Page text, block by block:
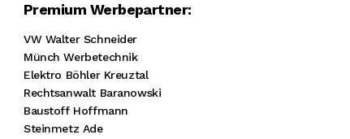
Premium Werbepartner:
VW Walter Schneider
Münch Werbetechnik
Elektro Böhler Kreuztal
Rechtsanwalt Baranowski
Baustoff Hoffmann
Steinmetz Ade